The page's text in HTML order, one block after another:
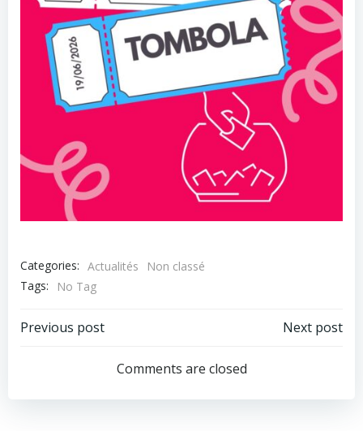
Categories: Actualités
Non classé
Tags:
No Tag
Post
navigation
Previous post
navigation
Next post
Comments are closed